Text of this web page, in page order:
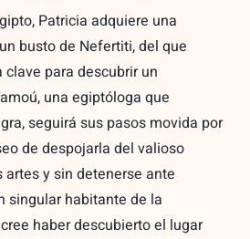
Patricia adquiere una
busto de Nefertiti, del que
para descubrir un
una egiptóloga que
seguirá sus pasos movida por
de despojarla del valioso
y sin detenerse ante
singular habitante de la
haber descubierto el lugar